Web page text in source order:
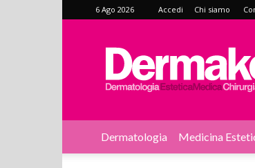
6 Ago 2026 Accedi Chi siamo
Dermakos
Dermatologia Medicina